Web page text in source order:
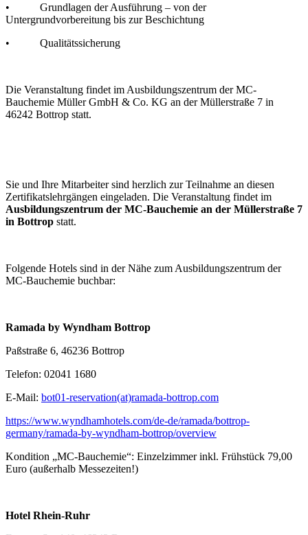
• Grundlagen der Ausführung – von der
Untergrundvorbereitung bis zur Beschichtung
• Qualitätssicherung
Die Veranstaltung findet im Ausbildungszentrum der MC-
Bauchemie Müller GmbH & Co. KG an der Müllerstraße 7 in
46242 Bottrop statt.
Sie und Ihre Mitarbeiter sind herzlich zur Teilnahme an diesen
Zertifikatslehrgängen eingeladen. Die Veranstaltung findet im
Ausbildungszentrum der MC-Bauchemie an der Müllerstraße 7
in Bottrop statt.
Folgende Hotels sind in der Nähe zum Ausbildungszentrum der
MC-Bauchemie buchbar:
Ramada by Wyndham Bottrop
Paßstraße 6, 46236 Bottrop
Telefon: 02041 1680
E-Mail: bot01-reservation(at)ramada-bottrop.com
https://www.wyndhamhotels.com/de-de/ramada/bottrop-
germany/ramada-by-wyndham-bottrop/overview
Kondition „MC-Bauchemie“: Einzelzimmer inkl. Frühstück 79,00
Euro (außerhalb Messezeiten!)
Hotel Rhein-Ruhr